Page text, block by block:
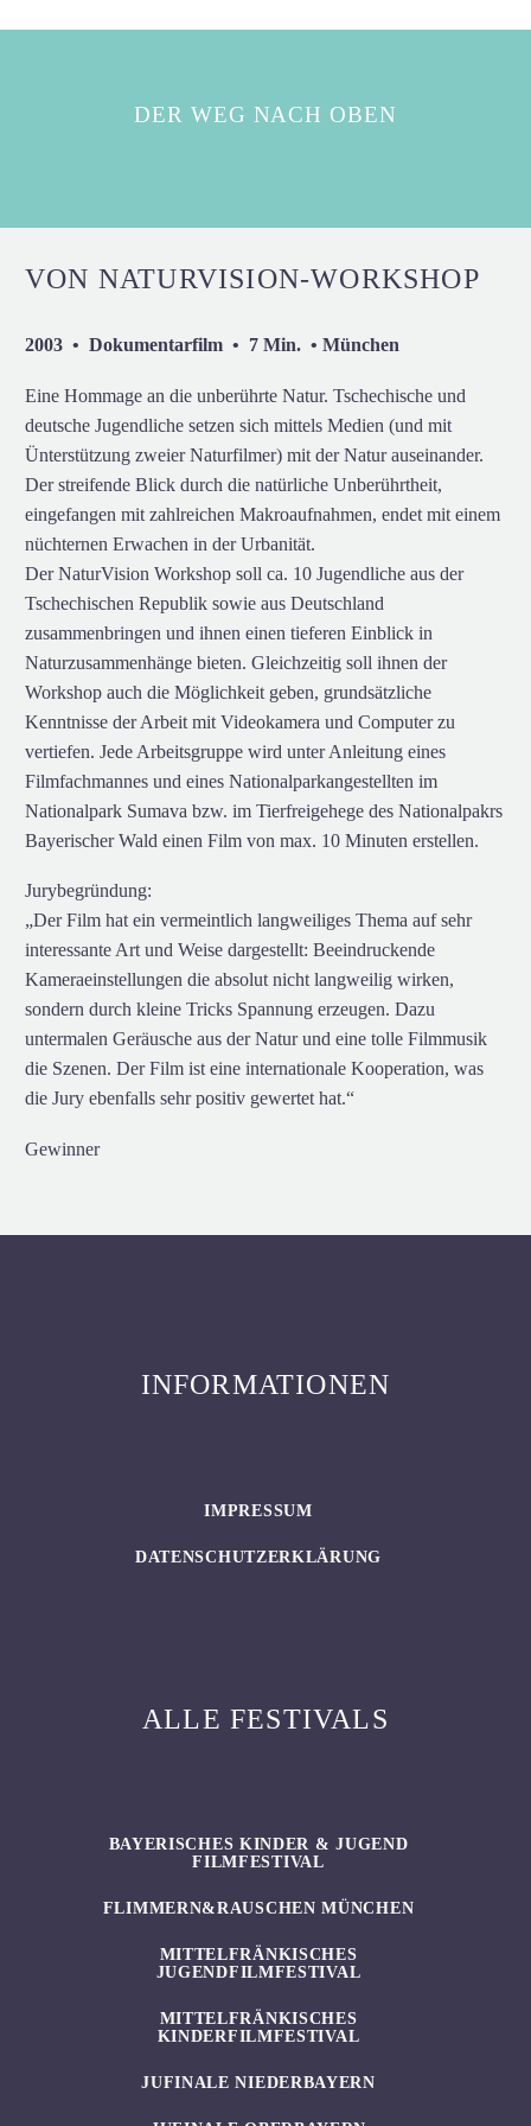
DER WEG NACH OBEN
VON NATURVISION-WORKSHOP
2003 • Dokumentarfilm • 7 Min. • München
Eine Hommage an die unberührte Natur. Tschechische und
deutsche Jugendliche setzen sich mittels Medien (und mit
Ünterstützung zweier Naturfilmer) mit der Natur auseinander.
Der streifende Blick durch die natürliche Unberührtheit,
eingefangen mit zahlreichen Makroaufnahmen, endet mit einem
nüchternen Erwachen in der Urbanität.
Der NaturVision Workshop soll ca. 10 Jugendliche aus der
Tschechischen Republik sowie aus Deutschland
zusammenbringen und ihnen einen tieferen Einblick in
Naturzusammenhänge bieten. Gleichzeitig soll ihnen der
Workshop auch die Möglichkeit geben, grundsätzliche
Kenntnisse der Arbeit mit Videokamera und Computer zu
vertiefen. Jede Arbeitsgruppe wird unter Anleitung eines
Filmfachmannes und eines Nationalparkangestellten im
Nationalpark Sumava bzw. im Tierfreigehege des Nationalpakrs
Bayerischer Wald einen Film von max. 10 Minuten erstellen.
Jurybegründung:
„Der Film hat ein vermeintlich langweiliges Thema auf sehr
interessante Art und Weise dargestellt: Beeindruckende
Kameraeinstellungen die absolut nicht langweilig wirken,
sondern durch kleine Tricks Spannung erzeugen. Dazu
untermalen Geräusche aus der Natur und eine tolle Filmmusik
die Szenen. Der Film ist eine internationale Kooperation, was
die Jury ebenfalls sehr positiv gewertet hat.“
Gewinner
INFORMATIONEN
IMPRESSUM
DATENSCHUTZERKLÄRUNG
ALLE FESTIVALS
BAYERISCHES KINDER & JUGEND
FILMFESTIVAL
FLIMMERN&RAUSCHEN MÜNCHEN
MITTELFRÄNKISCHES
JUGENDFILMFESTIVAL
MITTELFRÄNKISCHES
KINDERFILMFESTIVAL
JUFINALE NIEDERBAYERN